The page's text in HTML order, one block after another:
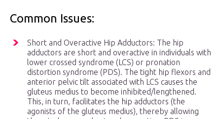
Common Issues:
Short and Overactive Hip Adductors: The hip
adductors are short and overactive in individuals with
lower crossed syndrome (LCS) or pronation
distortion syndrome (PDS). The tight hip flexors and
anterior pelvic tilt associated with LCS causes the
gluteus medius to become inhibited/lengthened.
This, in turn, facilitates the hip adductors (the
agonists of the gluteus medius), thereby allowing